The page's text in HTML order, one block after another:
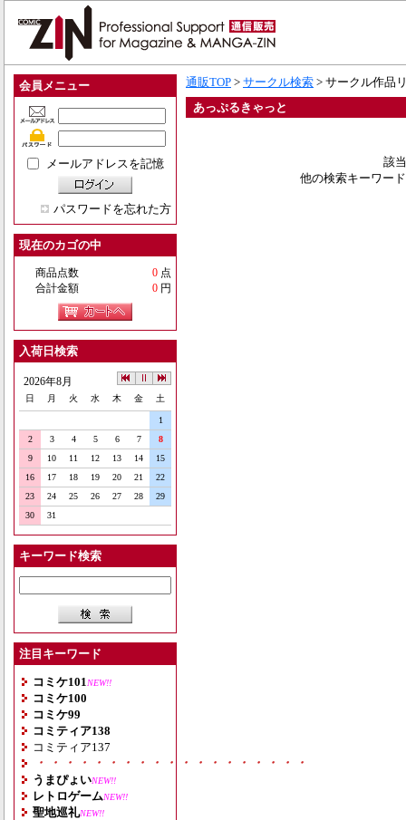
会員メニュー
メールアドレスを記憶
パスワードを忘れた方
現在のカゴの中
商品点数 0 点
合計金額
0 円
入荷日検索
2026年8月
日 月 火 水 木 金 土
1
2
3 4 5 6 7
8
9
10 11 12 13 14
15
16
17 18 19 20 21
22
23
24 25 26 27 28
29
30
31
キーワード検索
注目キーワード
コミケ101 NEW!!
コミケ100
コミケ99
コミティア138
コミティア137
・・・・・・・・・・・・・・・・・・・
うまぴょいNEW!!
レトロゲームNEW!!
聖地巡礼NEW!!
通販TOP > サークル検索 > サークル作品
あっぷるきゃっと
該
他の検索キーワー